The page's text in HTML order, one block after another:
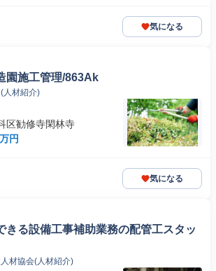
気になる
園施工管理/863Ak
人材紹介)
区勧修寺閑林寺
円
気になる
きる設備工事補助業務の配管工スタッ
材協会(人材紹介)